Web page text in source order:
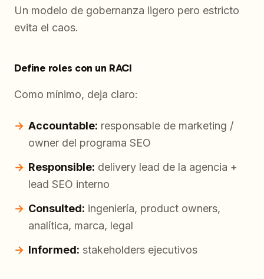
Un modelo de gobernanza ligero pero estricto
evita el caos.
Define roles con un RACI
Como mínimo, deja claro:
Accountable: responsable de marketing /
owner del programa SEO
Responsible: delivery lead de la agencia +
lead SEO interno
Consulted: ingeniería, product owners,
analítica, marca, legal
Informed: stakeholders ejecutivos